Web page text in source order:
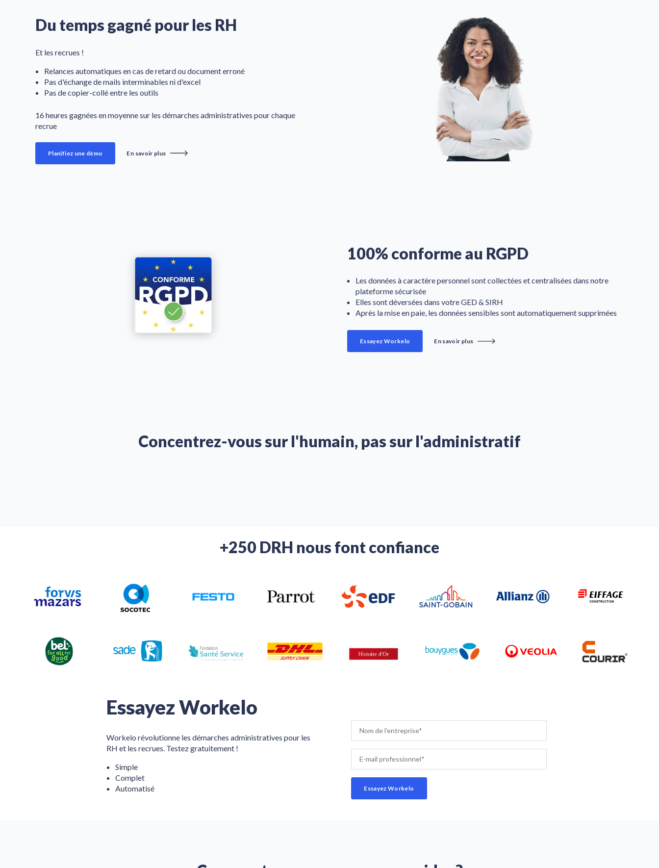
Du temps gagné pour les RH
Et les recrues !
Relances automatiques en cas de retard ou document erroné
Pas d'échange de mails interminables ni d'excel
Pas de copier-collé entre les outils
16 heures gagnées en moyenne sur les démarches administratives pour chaque
recrue
Planifiez une démo En savoir plus
100% conforme au RGPD
Les données à caractère personnel sont collectées et centralisées dans notre
plateforme sécurisée
Elles sont déversées dans votre GED & SIRH
Après la mise en paie, les données sensibles sont automatiquement supprimées
Essayez Workelo En savoir plus
Concentrez-vous sur l'humain, pas sur l'administratif
+250 DRH nous font confiance
Essayez Workelo
Workelo révolutionne les démarches administratives pour les
RH et les recrues. Testez gratuitement !
Simple
Complet
Automatisé